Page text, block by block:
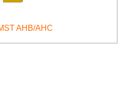
AHB/AHC